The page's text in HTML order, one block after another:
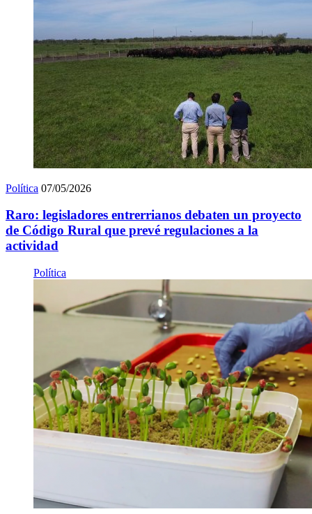
Política 07/05/2026
Raro: legisladores entrerrianos debaten un proyecto
de Código Rural que prevé regulaciones a la
actividad
Política